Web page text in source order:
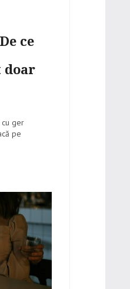
ce
doar
ger
pe